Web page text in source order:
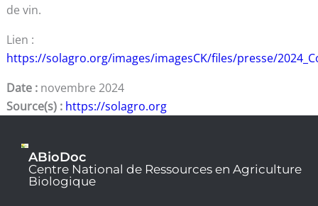
de vin.
Lien :
https://solagro.org/images/imagesCK/files/presse/
Date : novembre 2024
Source(s) : https://solagro.org
ABioDoc
Centre National de Ressources en Agriculture
Biologique